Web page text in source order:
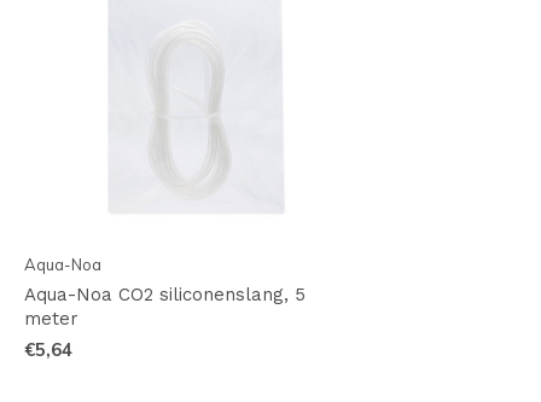
Aqua-Noa
Aqua-Noa CO2 siliconenslang, 5
meter
€5,64